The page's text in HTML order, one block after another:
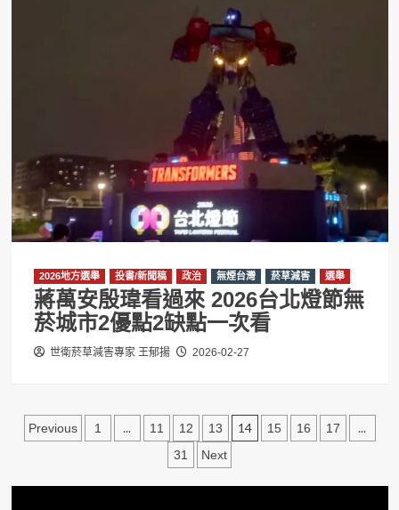
2026地方選舉 投書/新聞稿 政治 無煙台灣 菸草減害 選舉
蔣萬安殷瑋看過來 2026台北燈節無
菸城市2優點2缺點一次看
世衛菸草減害專家 王郁揚 2026-02-27
文
分
Previous 1 ... 11 12 13 14 15 16 17 ...
31 Next